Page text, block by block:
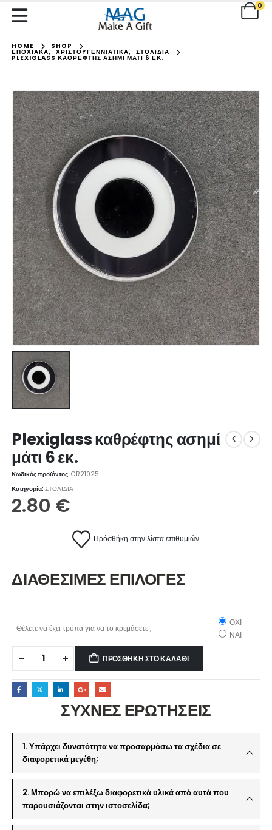
0
HOME SHOP
ΕΠΟΧΙΑΚΑ, ΧΡΙΣΤΟΥΓΕΝΝΙΑΤΙΚΑ, ΣΤΟΛΙΔΙΑ
PLEXIGLASS ΚΑΘΡΈΦΤΗΣ ΑΣΗΜΊ ΜΆΤΙ 6 ΕΚ.
Plexiglass καθρέφτης ασημί
μάτι 6 εκ.
Κωδικός προϊόντος:CR21025
Κατηγορία:ΣΤΟΛΙΔΙΑ
2.80 €
Πρόσθήκη στην λίστα επιθυμιών
ΔΙΑΘΕΣΙΜΕΣ ΕΠΙΛΟΓΕΣ
Θέλετε να έχει τρύπα για να το κρεμάσετε ;
ΟΧΙ
ΝΑΙ
ΠΡΟΣΘΉΚΗ ΣΤΟ ΚΑΛΆΘΙ
ΣΥΧΝΕΣ ΕΡΩΤΗΣΕΙΣ
1. Υπάρχει δυνατότητα να προσαρμόσω τα σχέδια σε
διαφορετικά μεγέθη;
2. Μπορώ να επιλέξω διαφορετικά υλικά από αυτά που
παρουσιάζονται στην ιστοσελίδα;